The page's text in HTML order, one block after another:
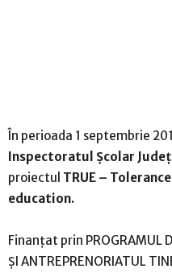
În perioada 1 septembrie
Inspectoratul Școlar
proiectul TRUE –
education.
Finanțat prin PROGRAMUL
ȘI ANTREPRENORIATUL